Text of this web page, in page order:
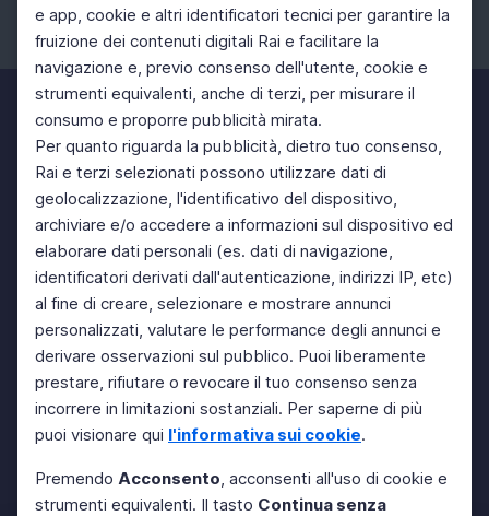
e app, cookie e altri identificatori tecnici per garantire la
fruizione dei contenuti digitali Rai e facilitare la
navigazione e, previo consenso dell'utente, cookie e
strumenti equivalenti, anche di terzi, per misurare il
consumo e proporre pubblicità mirata.
Per quanto riguarda la pubblicità, dietro tuo consenso,
Rai e terzi selezionati possono utilizzare dati di
geolocalizzazione, l'identificativo del dispositivo,
archiviare e/o accedere a informazioni sul dispositivo ed
elaborare dati personali (es. dati di navigazione,
identificatori derivati dall'autenticazione, indirizzi IP, etc)
al fine di creare, selezionare e mostrare annunci
personalizzati, valutare le performance degli annunci e
derivare osservazioni sul pubblico. Puoi liberamente
prestare, rifiutare o revocare il tuo consenso senza
incorrere in limitazioni sostanziali. Per saperne di più
puoi visionare qui l'informativa sui cookie.
Premendo Acconsento, acconsenti all'uso di cookie e
strumenti equivalenti. Il tasto Continua senza
Facebook Instagram Twitter